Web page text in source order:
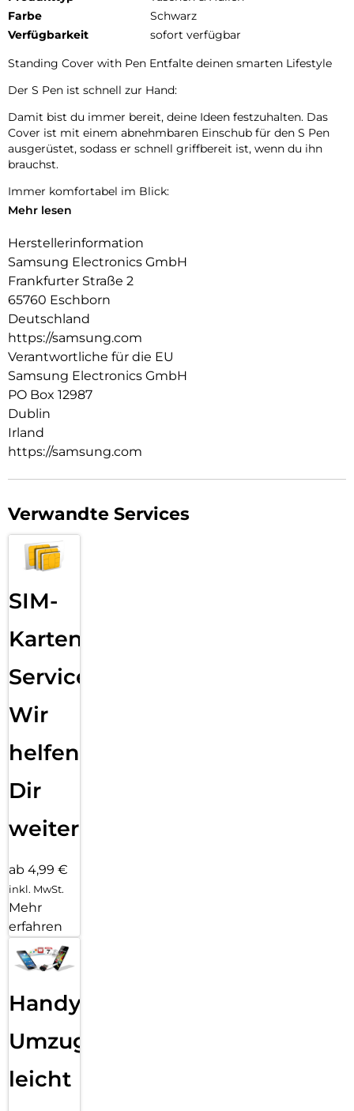
Farbe
Schwarz
Verfügbarkeit
sofort verfügbar
Standing Cover with Pen Entfalte deinen smarten Lifestyle
Der S Pen ist schnell zur Hand:
Damit bist du immer bereit, deine Ideen festzuhalten. Das
Cover ist mit einem abnehmbaren Einschub für den S Pen
ausgerüstet, sodass er schnell griffbereit ist, wenn du ihn
brauchst.
Immer komfortabel im Blick:
Einfach gut aufgestellt. Das Standing Cover with Pen
deine Inhalte in einem entspannten Betrachtungswinkel zu
genießen.
Mehr lesen
Herstellerinformation
Samsung Electronics GmbH
Frankfurter Straße 2
65760 Eschborn
Deutschland
https://samsung.com
Verantwortliche für die EU
Samsung Electronics GmbH
PO Box 12987
Dublin
Irland
https://samsung.com
Verwandte Services
SIM-
Karten
Service:
Wir
helfen
Dir
weiter
ab 4,99 €
inkl. MwSt.
Mehr
erfahren
Handy
Umzug
leicht